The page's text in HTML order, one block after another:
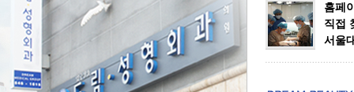
홈페
직접
서울